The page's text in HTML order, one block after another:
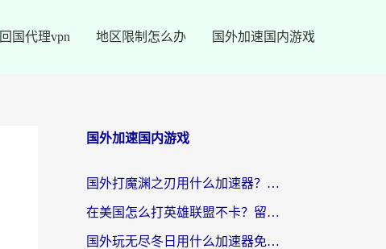
回国代理vpn 地区限制怎么办 国外加速国内游戏
国外加速国内游戏
国外打魔渊之刃用什么加速器？2026海外玩家国服游戏加速全攻略（附闪耀暖暖&复苏的魔女避坑指南）
在美国怎么打英雄联盟不卡？留学生亲测的国服游戏加速全攻略
国外玩无尽冬日用什么加速器免费？海外党国服游戏加速避坑指南